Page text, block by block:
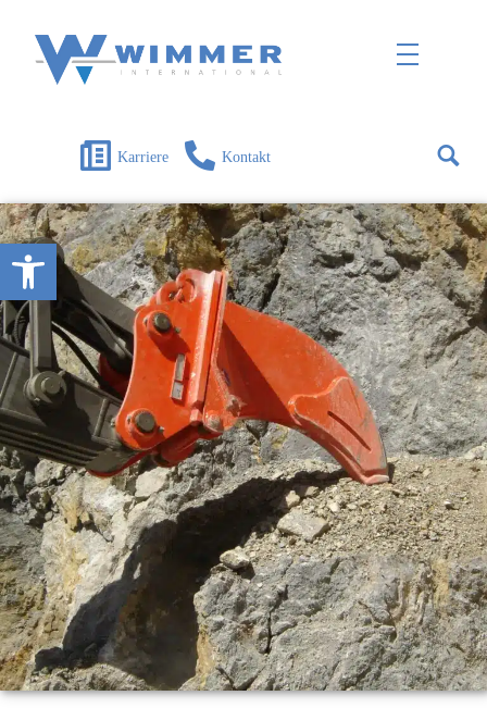
Open toolbar
Karriere Kontakt